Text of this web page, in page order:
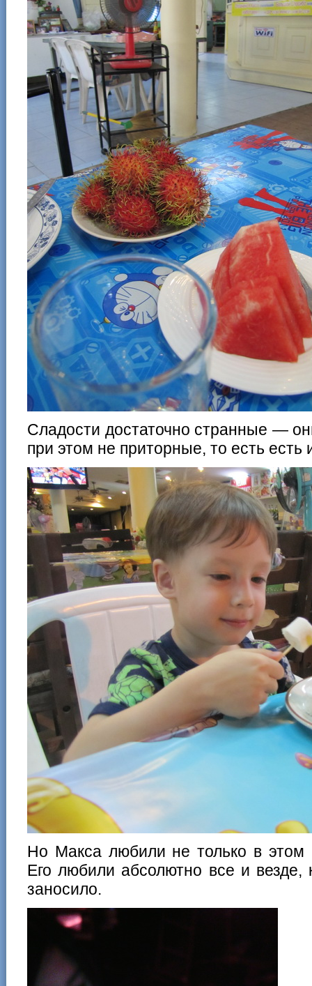
Сладости достаточно странные —
при этом не приторные, то есть есть
Но Макса любили не только в
Его любили абсолютно все и
заносило.